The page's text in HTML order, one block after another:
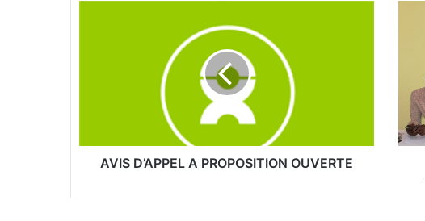
P
A
AVIS D’APPEL A PROPOSITION OUVERTE
n
s
t